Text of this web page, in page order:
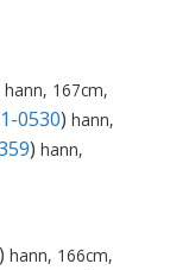
hann, 167cm,
0530) hann,
) hann,
) hann, 166cm,